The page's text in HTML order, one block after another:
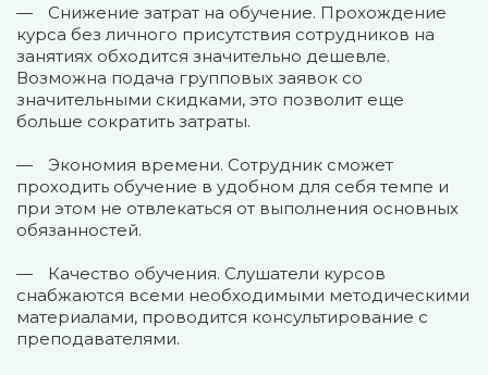
Снижение затрат на обучение. Прохождение
курса без личного присутствия сотрудников на
занятиях обходится значительно дешевле.
Возможна подача групповых заявок со
значительными скидками, это позволит еще
больше сократить затраты.
Экономия времени. Сотрудник сможет
проходить обучение в удобном для себя темпе и
при этом не отвлекаться от выполнения основных
обязанностей.
Качество обучения. Слушатели курсов
снабжаются всеми необходимыми методическими
материалами, проводится консультирование с
преподавателями.